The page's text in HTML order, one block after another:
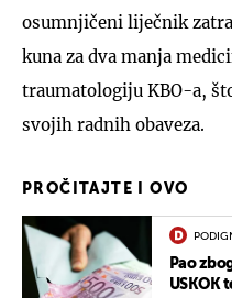
osumnjičeni liječnik
kuna za dva manja
traumatologiju KBO-a,
svojih radnih obaveza.
PROČITAJTE I OVO
Pao
USKOK